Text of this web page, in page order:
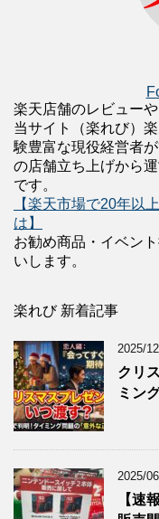
楽天店舗のレビュー
当サイト（楽れび）
験豊富な現役経営者
の店舗立ち上げから
です。
【楽天市場で20年以
は】
お勧め商品・イベン
いします。
楽れび 新着記事
2025/
クリ
ミン
2025/
【速